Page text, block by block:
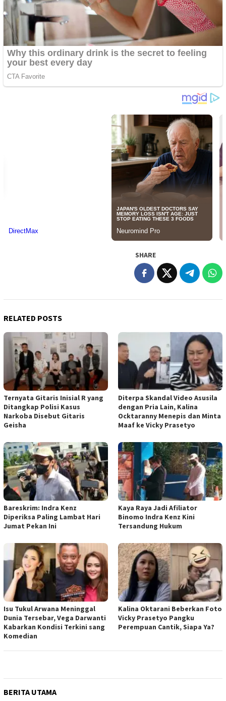
SHARE
RELATED POSTS
Ternyata Gitaris Inisial R yang
Ditangkap Polisi Kasus
Narkoba Disebut Gitaris
Geisha
Diterpa Skandal Video Asusila
dengan Pria Lain, Kalina
Ocktaranny Menepis dan Minta
Maaf ke Vicky Prasetyo
Bareskrim: Indra Kenz
Diperiksa Paling Lambat Hari
Jumat Pekan Ini
Kaya Raya Jadi Afiliator
Binomo Indra Kenz Kini
Tersandung Hukum
Isu Tukul Arwana Meninggal
Dunia Tersebar, Vega Darwanti
Kabarkan Kondisi Terkini sang
Komedian
Kalina Oktarani Beberkan Foto
Vicky Prasetyo Pangku
Perempuan Cantik, Siapa Ya?
BERITA UTAMA